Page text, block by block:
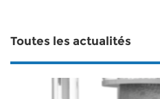
Toutes les actualités